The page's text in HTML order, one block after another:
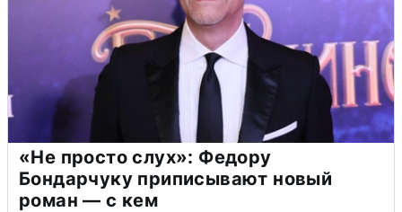
«Не просто слух»: Федору
Бондарчуку приписывают новый
роман — с кем